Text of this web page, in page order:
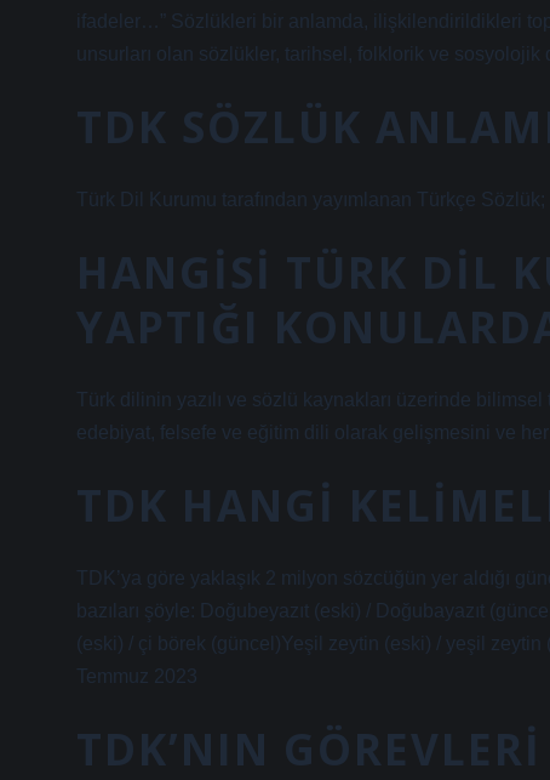
ifadeler…” Sözlükleri bir anlamda, ilişkilendirildikleri
unsurları olan sözlükler, tarihsel, folklorik ve sosyolojik
TDK SÖZLÜK
Türk Dil Kurumu tarafından yayımlanan Türkçe
HANGISI TÜRK DIL
YAPTIĞI
Türk dilinin yazılı ve sözlü kaynakları üzerinde
edebiyat, felsefe ve eğitim dili olarak gelişmesini ve
TDK HANGI
TDK’ya göre yaklaşık 2 milyon sözcüğün yer aldığı
bazıları şöyle: Doğubeyazıt (eski) / Doğubayazıt
(eski) / çi börek (güncel)Yeşil zeytin (eski) / yeşil
Temmuz 2023
TDK’NIN